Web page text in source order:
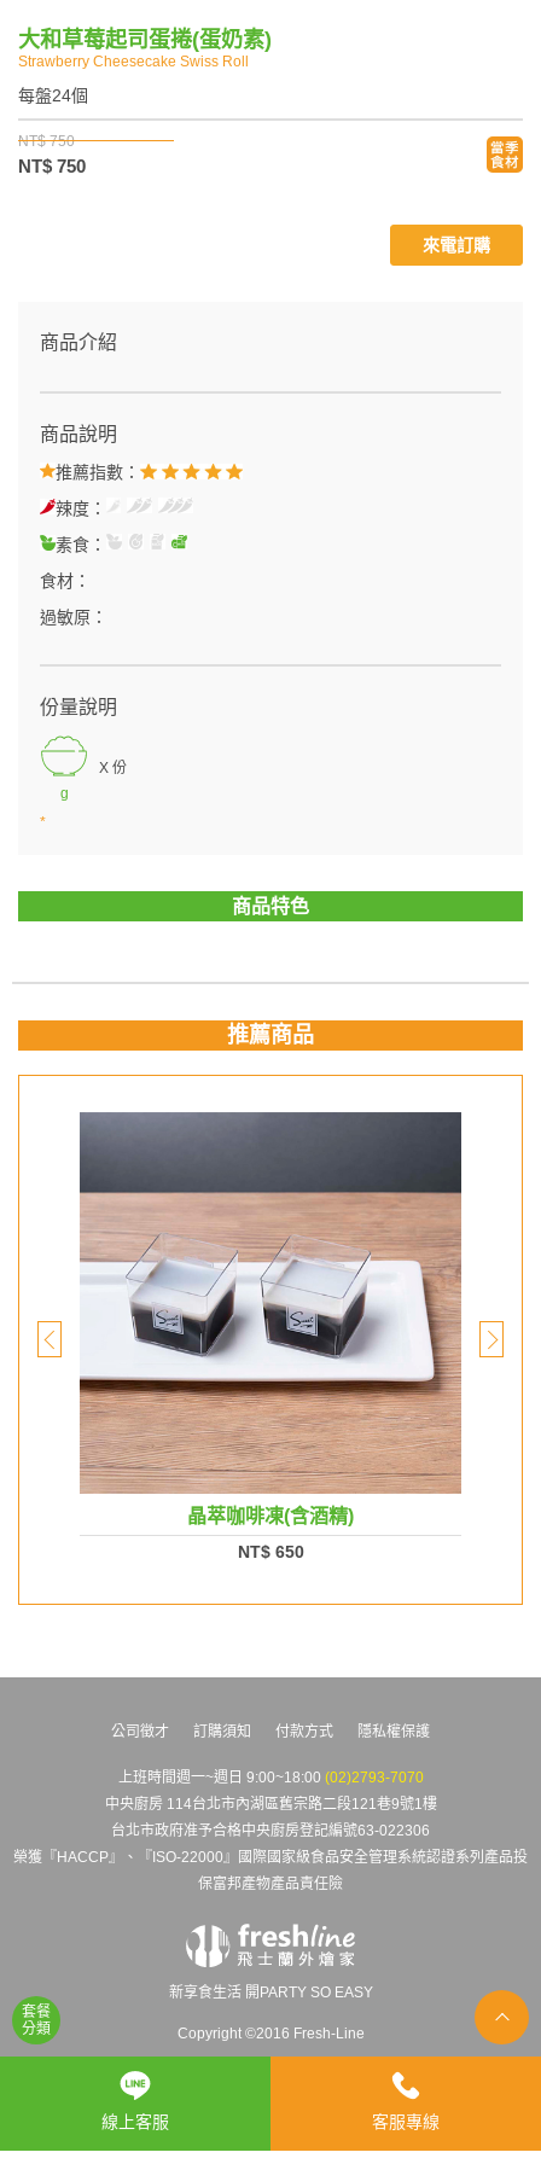
套餐
分類
大和草莓起司蛋捲(蛋奶素)
Strawberry Cheesecake Swiss Roll
每盤24個
NT$ 750
NT$ 750
商品介紹
商品說明
推薦指數：
辣度：
素食：
食材：
過敏原：
份量說明
g
X 份
*
來電訂購
商品特色
推薦商品
晶萃咖啡凍(含酒精)
NT$ 650
公司徵才 訂購須知 付款方式 隱私權保護
上班時間週一~週日 9:00~18:00 (02)2793-7070
中央廚房 114台北市內湖區舊宗路二段121巷9號1樓
台北市政府准予合格中央廚房登記編號63-022306
榮獲『HACCP』、『ISO-22000』國際國家級食品安全管理系統認證系列產品投
保富邦產物產品責任險
新享食生活 開PARTY SO EASY
Copyright ©2016 Fresh-Line
線上客服 客服專線